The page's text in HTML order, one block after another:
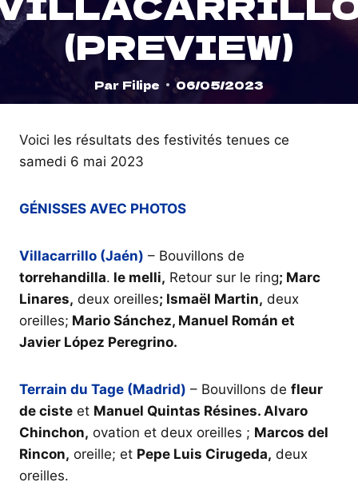
(PREVIEW)
Par Filipe 06/05/2023
Voici les résultats des festivités tenues ce
samedi 6 mai 2023
GÉNISSES AVEC PHOTOS
Villacarrillo (Jaén) – Bouvillons de
torrehandilla. le melli, Retour sur le ring; Marc
Linares, deux oreilles; Ismaël Martin, deux
oreilles; Mario Sánchez, Manuel Román et
Javier López Peregrino.
Terrain du Tage (Madrid) – Bouvillons de fleur
de ciste et Manuel Quintas Résines. Alvaro
Chinchon, ovation et deux oreilles ; Marcos del
Rincon, oreille; et Pepe Luis Cirugeda, deux
oreilles.